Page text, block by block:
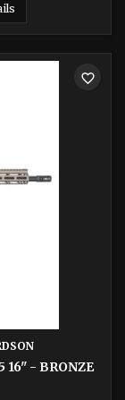
STEYR ARMS M9-A2
16'' - BRONZE
favorite_border